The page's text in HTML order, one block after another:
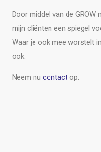
Door middel van de GROW
mijn cliënten een spiegel
Waar je ook mee worstelt
ook.
Neem nu contact op.